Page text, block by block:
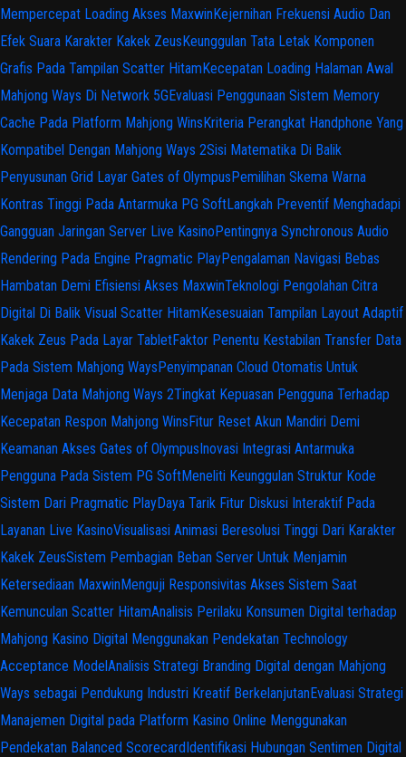
Mempercepat Loading Akses MaxwinKejernihan Frekuensi Audio Dan
Efek Suara Karakter Kakek ZeusKeunggulan Tata Letak Komponen
Grafis Pada Tampilan Scatter HitamKecepatan Loading Halaman Awal
Mahjong Ways Di Network 5GEvaluasi Penggunaan Sistem Memory
Cache Pada Platform Mahjong WinsKriteria Perangkat Handphone Yang
Kompatibel Dengan Mahjong Ways 2Sisi Matematika Di Balik
Penyusunan Grid Layar Gates of OlympusPemilihan Skema Warna
Kontras Tinggi Pada Antarmuka PG SoftLangkah Preventif Menghadapi
Gangguan Jaringan Server Live KasinoPentingnya Synchronous Audio
Rendering Pada Engine Pragmatic PlayPengalaman Navigasi Bebas
Hambatan Demi Efisiensi Akses MaxwinTeknologi Pengolahan Citra
Digital Di Balik Visual Scatter HitamKesesuaian Tampilan Layout Adaptif
Kakek Zeus Pada Layar TabletFaktor Penentu Kestabilan Transfer Data
Pada Sistem Mahjong WaysPenyimpanan Cloud Otomatis Untuk
Menjaga Data Mahjong Ways 2Tingkat Kepuasan Pengguna Terhadap
Kecepatan Respon Mahjong WinsFitur Reset Akun Mandiri Demi
Keamanan Akses Gates of OlympusInovasi Integrasi Antarmuka
Pengguna Pada Sistem PG SoftMeneliti Keunggulan Struktur Kode
Sistem Dari Pragmatic PlayDaya Tarik Fitur Diskusi Interaktif Pada
Layanan Live KasinoVisualisasi Animasi Beresolusi Tinggi Dari Karakter
Kakek ZeusSistem Pembagian Beban Server Untuk Menjamin
Ketersediaan MaxwinMenguji Responsivitas Akses Sistem Saat
Kemunculan Scatter HitamAnalisis Perilaku Konsumen Digital terhadap
Mahjong Kasino Digital Menggunakan Pendekatan Technology
Acceptance ModelAnalisis Strategi Branding Digital dengan Mahjong
Ways sebagai Pendukung Industri Kreatif BerkelanjutanEvaluasi Strategi
Manajemen Digital pada Platform Kasino Online Menggunakan
Pendekatan Balanced ScorecardIdentifikasi Hubungan Sentimen Digital